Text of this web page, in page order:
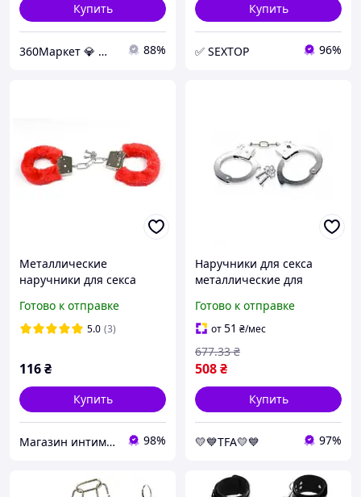
Купить
360Маркет 💎 — всё, что нужно под рукой ✅ 88%
Купить
✅ SEXTOP 96%
Металлические
наручники для секса
Готово к отправке
5.0 (3)
116₴
Купить
Магазин интимных товаров "WeLove" 98%
Наручники для секса
металлические для
Handcuffs Fetish Fantasy
PipeDream Sexshop TFA
Готово к отправке
от51 ₴/мес
508₴
677.33 ₴
Купить
💛💙TFA💛💙 97%